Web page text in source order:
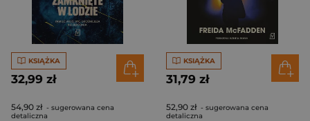
KSIĄŻKA
32,99 zł
54,90 zł - sugerowana cena
detaliczna
KSIĄŻKA
31,79 zł
52,90 zł - sugerowana cena
detaliczna